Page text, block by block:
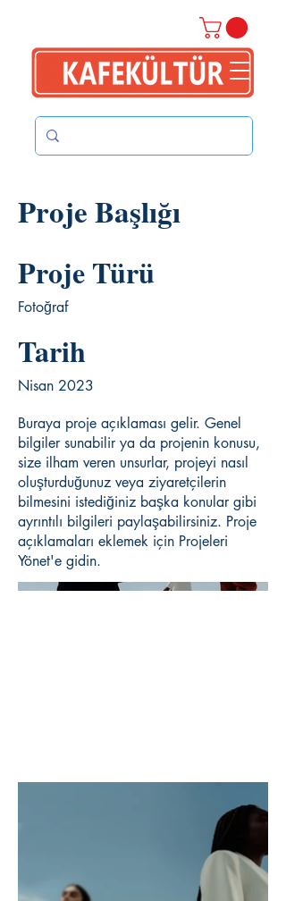
Proje Başlığı
Proje Türü
Fotoğraf
Tarih
Nisan 2023
Buraya proje açıklaması gelir. Genel
bilgiler sunabilir ya da projenin konusu,
size ilham veren unsurlar, projeyi nasıl
oluşturduğunuz veya ziyaretçilerin
bilmesini istediğiniz başka konular gibi
ayrıntılı bilgileri paylaşabilirsiniz. Proje
açıklamaları eklemek için Projeleri
Yönet'e gidin.